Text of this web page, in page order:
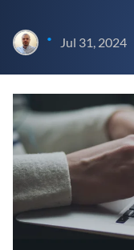
• Jul 31, 2024